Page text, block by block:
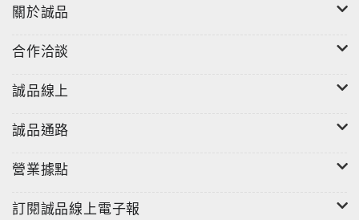
【曲目】
05-07. D. Scarlatti : Sonata in D minor Kk90
11-14. Handel : Violin Sonata in G Minor HWV 364b
19. Bach : Ich ruf Zur Dir, Herr Jesus Christ
關於誠品
合作洽談
誠品線上
誠品通路
營業據點
訂閱誠品線上電子報